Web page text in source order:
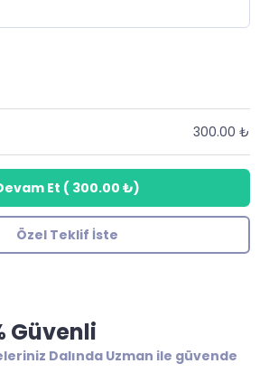
300.00 ₺
Et ( 300.00 ₺)
Özel Teklif İste
Güvenli
Dalında Uzman ile güvende